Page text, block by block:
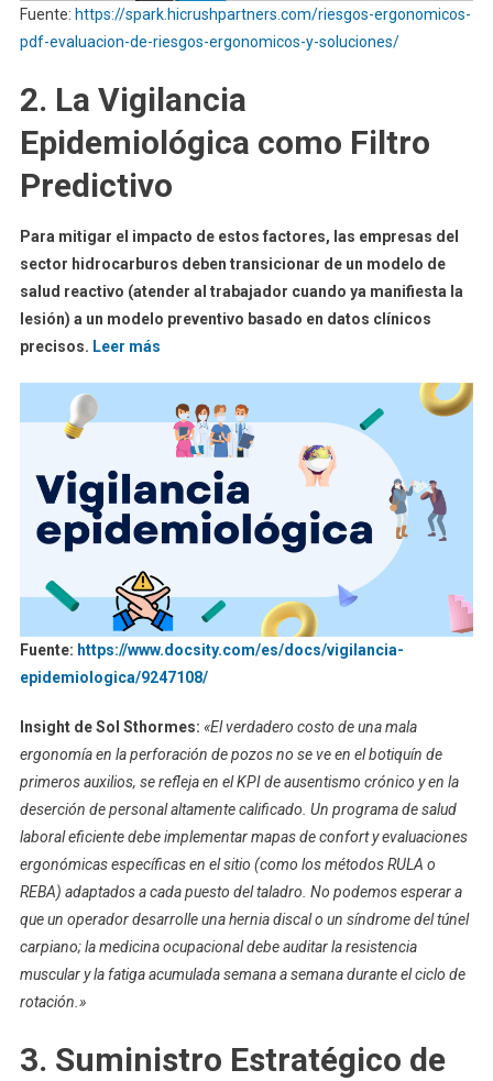
Fuente: https://spark.hicrushpartners.com/riesgos-ergonomicos-
pdf-evaluacion-de-riesgos-ergonomicos-y-soluciones/
2. La Vigilancia
Epidemiológica como Filtro
Predictivo
Para mitigar el impacto de estos factores, las empresas del
sector hidrocarburos deben transicionar de un modelo de
salud reactivo (atender al trabajador cuando ya manifiesta la
lesión) a un modelo preventivo basado en datos clínicos
precisos. Leer más
Fuente: https://www.docsity.com/es/docs/vigilancia-
epidemiologica/9247108/
Insight de Sol Sthormes: «El verdadero costo de una mala
ergonomía en la perforación de pozos no se ve en el botiquín de
primeros auxilios, se refleja en el KPI de ausentismo crónico y en la
deserción de personal altamente calificado. Un programa de salud
laboral eficiente debe implementar mapas de confort y evaluaciones
ergonómicas específicas en el sitio (como los métodos RULA o
REBA) adaptados a cada puesto del taladro. No podemos esperar a
que un operador desarrolle una hernia discal o un síndrome del túnel
carpiano; la medicina ocupacional debe auditar la resistencia
muscular y la fatiga acumulada semana a semana durante el ciclo de
rotación.»
3. Suministro Estratégico de